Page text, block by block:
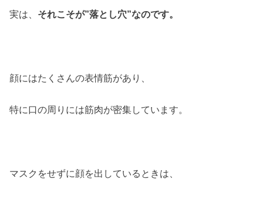
実は、 それこそが”落とし穴”なのです。
顔にはたくさんの表情筋があり、
特に口の周りには筋肉が密集しています。
マスクをせずに顔を出しているときは、